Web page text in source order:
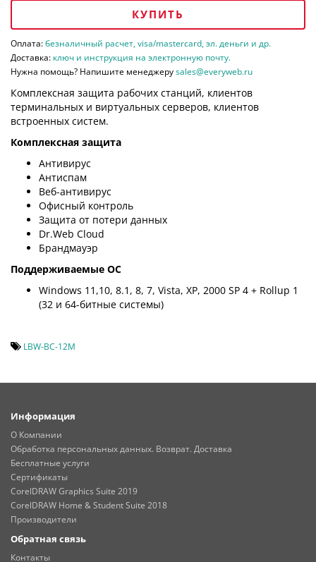
КУПИТЬ
Оплата:безналичный расчет, visa/mastercard, эл. деньги и др.
Доставка: ключ и инструкция на электронную почту.
Нужна помощь? Напишите менеджеруsales@everyweb.ru
Комплексная защита рабочих станций, клиентов
терминальных и виртуальных серверов, клиентов
встроенных систем.
Комплексная защита
Антивирус
Антиспам
Веб-антивирус
Офисный контроль
Защита от потери данных
Dr.Web Cloud
Брандмауэр
Поддерживаемые ОС
Windows 11,10, 8.1, 8, 7, Vista, XP, 2000 SP 4 + Rollup 1
(32 и 64-битные системы)
LBW-BC-12M
Информация
О Компании
Обработка персональных данных. Возврат. Доставка
Бесплатные услуги
Сертификаты
CorelDRAW Graphics Suite 2019
CorelDRAW Home & Student Suite 2018
Производители
Обратная связь
Контакты